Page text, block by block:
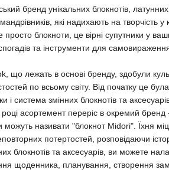
бренд унікальних блокнотів,
які надихають на творчість у
блокноти, це вірні супутники у
та інструменти для
що лежать в основі бренду, здобули
по всьому світу. Від початку це
і система змінних блокнотів та
році асортемент переріс в окремий
можуть називати "блокнот Midori". Їхня
потертостей, розповідаючи
блокнотів та аксесуарів, ви можете
щоденника, планування, створення